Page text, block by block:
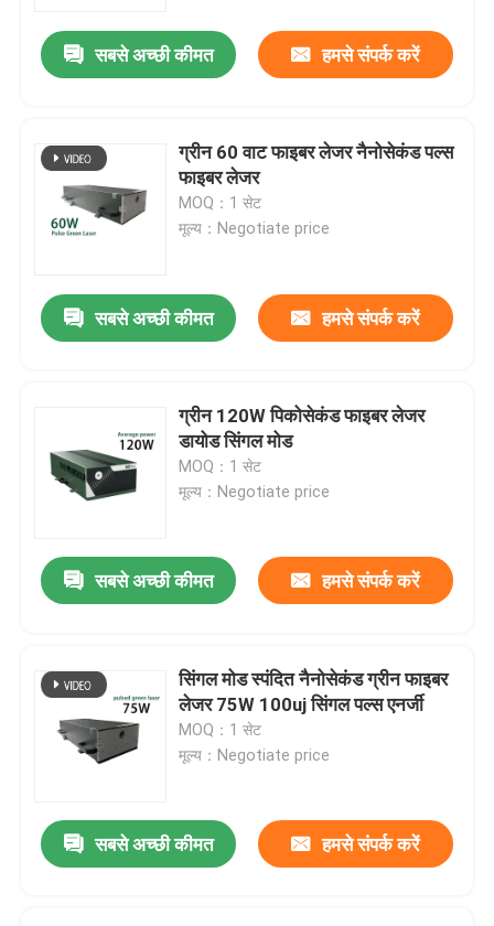
सबसे अच्छी कीमत हमसे संपर्क करें
ग्रीन 60 वाट फाइबर लेजर नैनोसेकंड पल्स
फाइबर लेजर
MOQ：1 सेट
मूल्य：Negotiate price
सबसे अच्छी कीमत हमसे संपर्क करें
ग्रीन 120W पिकोसेकंड फाइबर लेजर
डायोड सिंगल मोड
MOQ：1 सेट
मूल्य：Negotiate price
सबसे अच्छी कीमत हमसे संपर्क करें
सिंगल मोड स्पंदित नैनोसेकंड ग्रीन फाइबर
लेजर 75W 100uj सिंगल पल्स एनर्जी
MOQ：1 सेट
मूल्य：Negotiate price
सबसे अच्छी कीमत हमसे संपर्क करें